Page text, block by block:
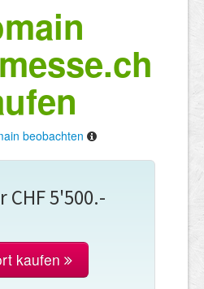
beobachten
CHF 5'500.-
kaufen